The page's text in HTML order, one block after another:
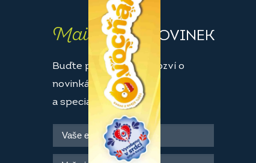
MailyPLNÉ NOVINEK
Buďte první, kdo se dozví o
novinkách
a speciálních akcích.